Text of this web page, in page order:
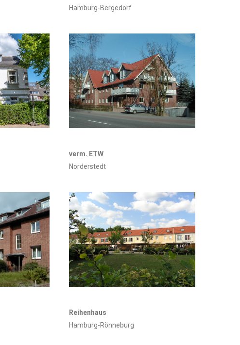
Hamburg-Bergedorf
verm. ETW
Norderstedt
Reihenhaus
Hamburg-Rönneburg